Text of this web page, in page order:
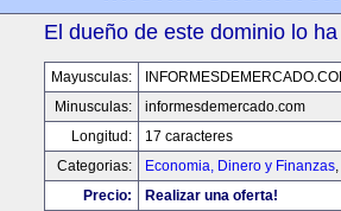
El dueño de este dominio lo
Mayusculas:
Minusculas:
informesdemercado.com
Longitud:
17 caracteres
Categorias:
Economia, Dinero y Finanzas,
Precio:
Realizar una oferta!